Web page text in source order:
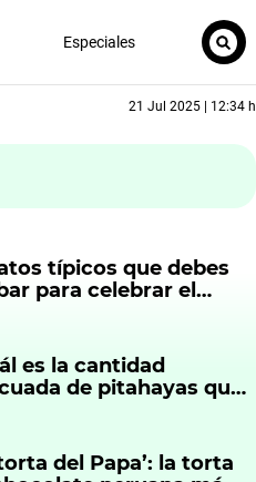
Especiales
21 Jul 2025 | 12:34 h
típicos que debes
para celebrar el
es la cantidad
de pitahayas que
a nuestra salud?
del Papa’: la torta